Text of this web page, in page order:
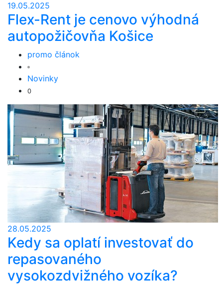
19.05.2025
Flex-Rent je cenovo výhodná
autopožičovňa Košice
promo článok
Novinky
0
28.05.2025
Kedy sa oplatí investovať do
repasovaného
vysokozdvižného vozíka?